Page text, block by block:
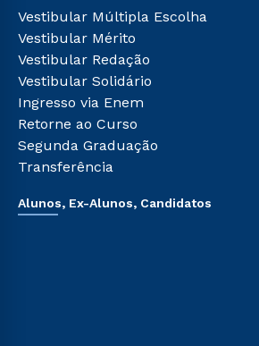
Ética e Integridade
Cursos de Medicina
Cursos Livres
Cursos Técnicos
Cursos Profissionalizantes
Vestibular Múltipla Escolha
Vestibular Mérito
Vestibular Redação
Vestibular Solidário
Ingresso via Enem
Retorne ao Curso
Segunda Graduação
Transferência
Alunos, Ex-Alunos, Candidatos